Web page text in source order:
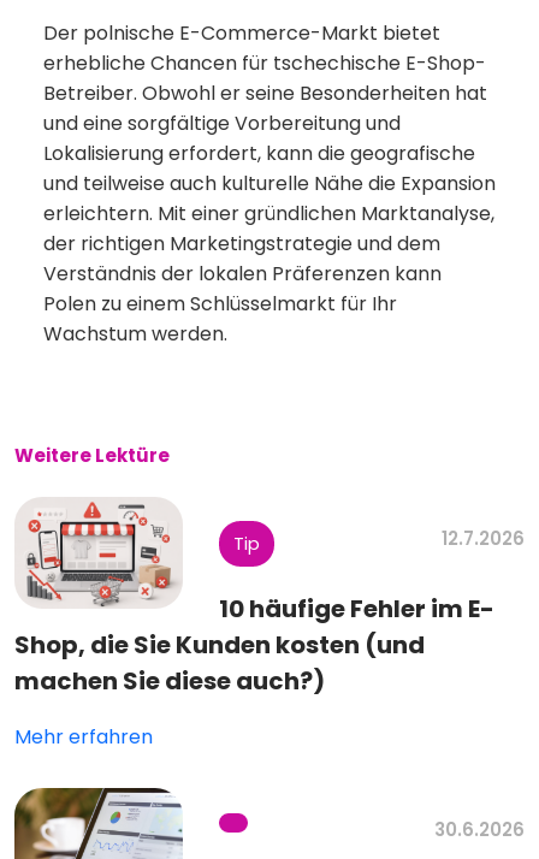
Der polnische E-Commerce-Markt bietet
erhebliche Chancen für tschechische E-Shop-
Betreiber. Obwohl er seine Besonderheiten hat
und eine sorgfältige Vorbereitung und
Lokalisierung erfordert, kann die geografische
und teilweise auch kulturelle Nähe die Expansion
erleichtern. Mit einer gründlichen Marktanalyse,
der richtigen Marketingstrategie und dem
Verständnis der lokalen Präferenzen kann
Polen zu einem Schlüsselmarkt für Ihr
Wachstum werden.
Weitere Lektüre
Tip 12.7.2026
10 häufige Fehler im E-
Shop, die Sie Kunden kosten (und
machen Sie diese auch?)
Mehr erfahren
30.6.2026